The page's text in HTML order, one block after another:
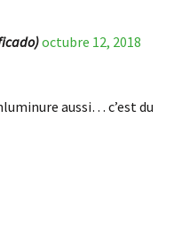
octubre 12, 2018
aussi… c’est du